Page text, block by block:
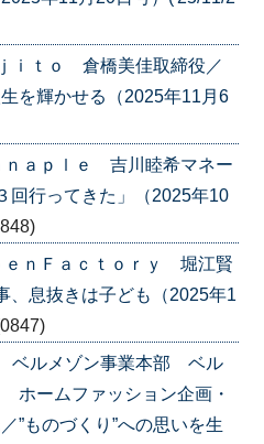
ｉｔｏ 倉橋美佳取締役／
を輝かせる（2025年11月6
ｎａｐｌｅ 吉川睦希マネー
行ってきた」（2025年10
ｅｎＦａｃｔｏｒｙ 堀江賢
息抜きは子ども（2025年1
ベルメゾン事業本部 ベル
ホームファッション企画・
”ものづくり”への思いを生